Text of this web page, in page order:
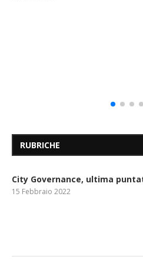
RUBRICHE
City Governance, ultima
15 Febbraio 2022